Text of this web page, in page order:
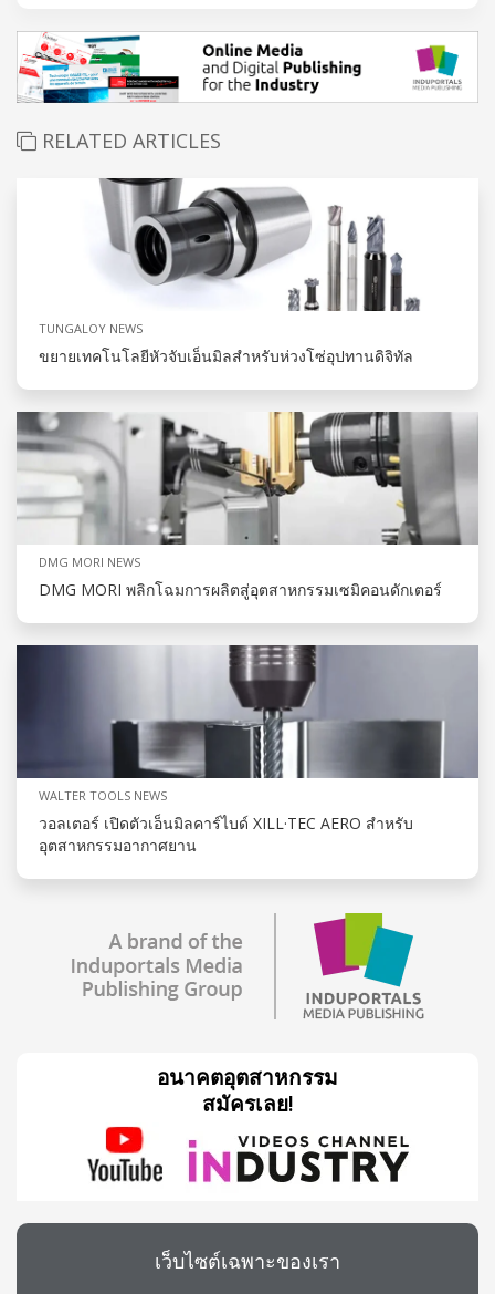
RELATED ARTICLES
TUNGALOY NEWS
ขยายเทคโนโลยีหัวจับเอ็นมิลสำหรับห่วงโซ่อุปทานดิจิทัล
DMG MORI NEWS
DMG MORI พลิกโฉมการผลิตสู่อุตสาหกรรมเซมิคอนดักเตอร์
WALTER TOOLS NEWS
วอลเตอร์ เปิดตัวเอ็นมิลคาร์ไบด์ XILL·TEC AERO สำหรับ
อุตสาหกรรมอากาศยาน
อนาคตอุตสาหกรรม
สมัครเลย!
เว็บไซต์เฉพาะของเรา